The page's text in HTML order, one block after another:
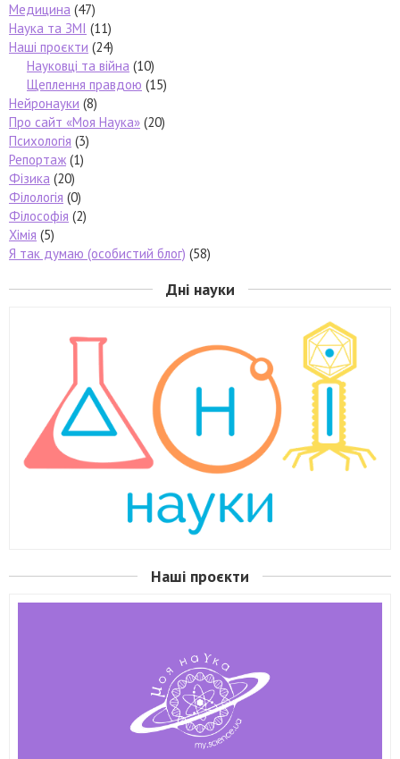
Медицина (47)
Наука та ЗМІ (11)
Наші проєкти (24)
Науковці та війна (10)
Щеплення правдою (15)
Нейронауки (8)
Про сайт «Моя Наука» (20)
Психологія (3)
Репортаж(1)
Фізика (20)
Філологія (0)
Філософія (2)
Хімія (5)
Я так думаю (особистий блог) (58)
Дні науки
Наші проєкти